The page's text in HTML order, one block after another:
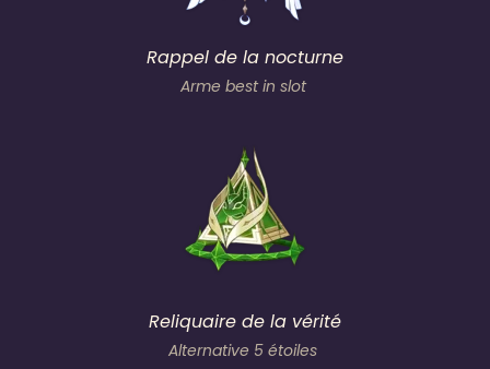
Rappel de la nocturne
Arme best in slot
Reliquaire de la vérité
Alternative 5 étoiles